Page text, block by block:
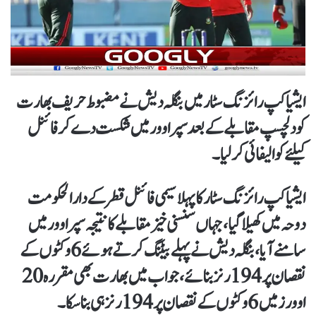
ایشیا کپ رائزنگ سٹار میں بنگلہ دیش نے مضبوط حریف بھارت
کو دلچسپ مقابلے کے بعد سپر اوور میں شکست دے کر فائنل
کیلئےکوالیفائی کر لیا۔
ایشیا کپ رائزنگ سٹار کا پہلا سیمی فائنل قطر کے دارالحکومت
دوحہ میں کھیلا گیا، جہاں سنسنی خیز مقابلے کا نتیجہ سپر اوور میں
سامنے آیا، بنگلہ دیش نے پہلے بیٹنگ کرتے ہوئے 6 وکٹوں کے
نقصان پر 194 رنز بنائے، جواب میں بھارت بھی مقررہ 20
اوورز میں 6 وکٹوں کے نقصان پر 194 رنز ہی بنا سکا۔